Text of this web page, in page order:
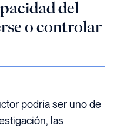
del
o controlar
podría ser uno de
las